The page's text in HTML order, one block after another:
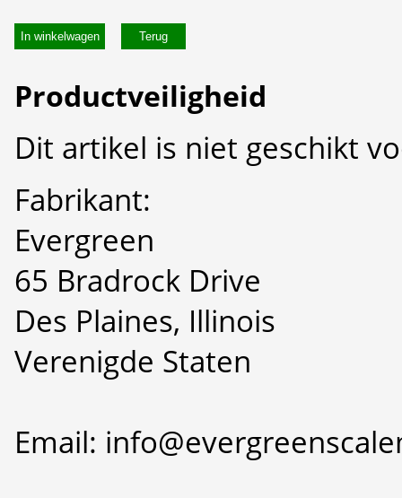
In winkelwagen
Productveiligheid
Dit artikel is niet geschikt
Fabrikant:
Evergreen
65 Bradrock Drive
Des Plaines, Illinois
Verenigde Staten
Email: